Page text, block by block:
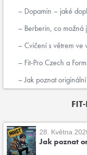
Dopamin – jaké
Berberin, co možná
Cvičení s větrem ve
Fit-Pro Czech a
Jak poznat
28. Května
Jak poznat